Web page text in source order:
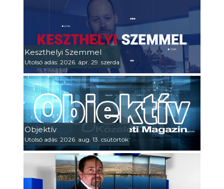
Keszthelyi Szemmel
Utolsó adás: 2026. ápr. 29. szerda
Objektív
Utolsó adás: 2026. aug. 13. csütörtök